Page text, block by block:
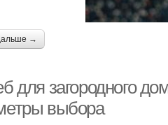
→
для загородного
выбора